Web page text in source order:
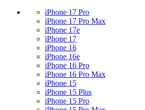
iPhone 17 Pro
iPhone 17 Pro Max
iPhone 17e
iPhone 17
iPhone 16
iPhone 16e
iPhone 16 Pro
iPhone 16 Pro Max
iPhone 15
iPhone 15 Plus
iPhone 15 Pro